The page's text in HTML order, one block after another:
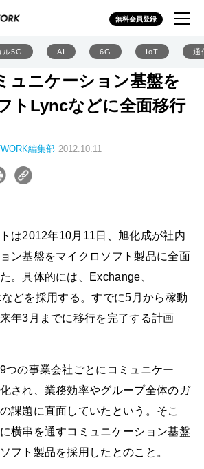
無料会員登録
ル5G AI 6G IoT 通
ュニケーション基盤を
トLyncなどに全面移行
編集部 2012.10.11
は2012年10月11日、旭化成が社内
ン基盤をマイクロソフト製品に全面
。具体的には、Exchange、
どを採用する。すでに5月から稼動
年3月までに移行を完了する計画
つの事業会社ごとにコミュニケー
され、業務効率やグループ全体のガ
課題に直面していたという。そこ
横串を通すコミュニケーション基盤
フト製品を採用したとのこと。